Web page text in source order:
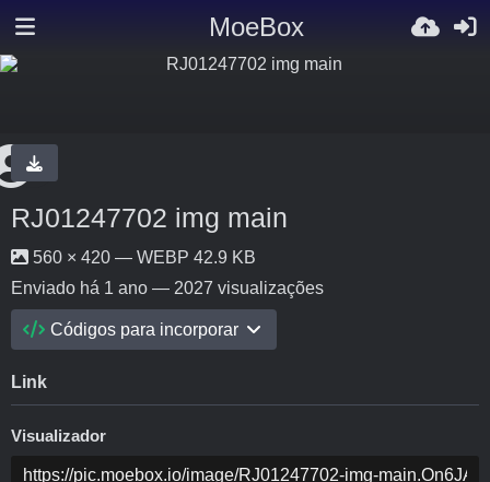
MoeBox
RJ01247702 img main
560 × 420 — WEBP 42.9 KB
Enviado há 1 ano — 2027 visualizações
Códigos para incorporar
Link
Visualizador